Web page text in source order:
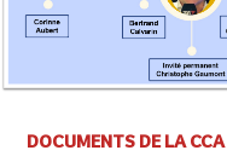
DOCUMENTS DE LA CCA